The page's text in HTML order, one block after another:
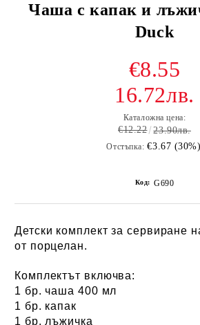
Чаша с капак и
Duck
€8.55
16.72лв.
Каталожна цена:
€12.22 23.90лв.
Отстъпка: €3.67 (30%)
Код: G690
Детски комплект за сервиране
от порцелан.
Комплектът включва:
1 бр. чаша 400 мл
1 бр. капак
1 бр. лъжичка